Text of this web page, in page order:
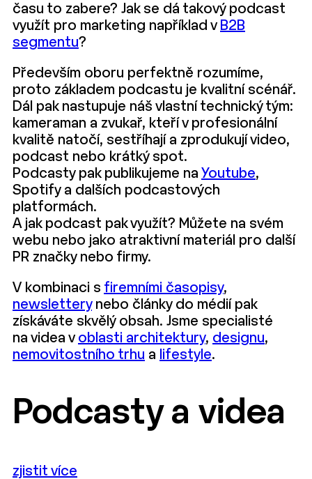
času to zabere? Jak se dá takový podcast
využít pro marketing například v B2B
segmentu?
Především oboru perfektně rozumíme,
proto základem podcastu je kvalitní scénář.
Dál pak nastupuje náš vlastní technický tým:
kameraman a zvukař, kteří v profesionální
kvalitě natočí, sestříhají a zprodukují video,
podcast nebo krátký spot.
Podcasty pak publikujeme na Youtube,
Spotify a dalších podcastových
platformách.
A jak podcast pak využít? Můžete na svém
webu nebo jako atraktivní materiál pro další
PR značky nebo firmy.
V kombinaci s firemními časopisy,
newsletterynebo články do médií pak
získáváte skvělý obsah. Jsme specialisté
na videa v oblasti architektury, designu,
nemovitostního trhu a lifestyle.
Podcasty a videa
zjistit více